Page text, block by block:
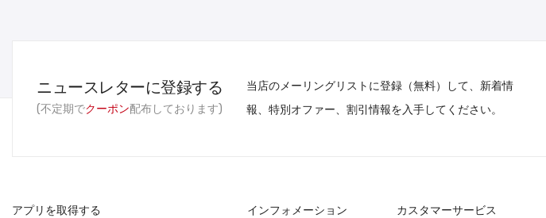
ニュースレターに登録する
(不定期でクーポン配布しております)
当店のメーリングリストに登録（無料）して、新着情
報、特別オファー、割引情報を入手してください。
アプリを取得する インフォメーション カスタマーサービス